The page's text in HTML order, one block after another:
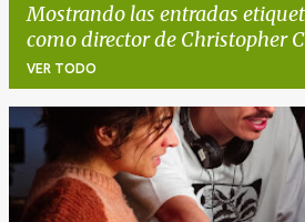
Mostrando las entradas
como director de Christopher
VER TODO
n
t